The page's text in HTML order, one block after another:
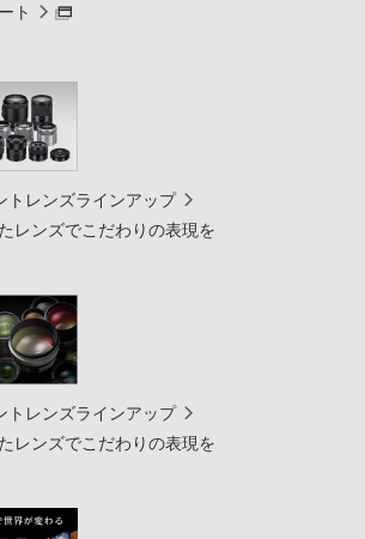
ト
トレンズラインアップ
レンズでこだわりの表現を
トレンズラインアップ
レンズでこだわりの表現を